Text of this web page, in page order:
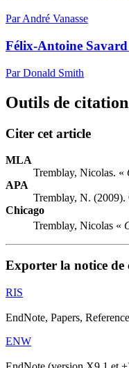
Par André Vanasse
Félix-Antoine
Par Donald Smith
Outils de citation
Citer cet article
MLA
Tremblay, Nicolas. «
APA
Tremblay, N. (2009).
Chicago
Tremblay, Nicolas «
Exporter la notice de
RIS
EndNote, Papers,
ENW